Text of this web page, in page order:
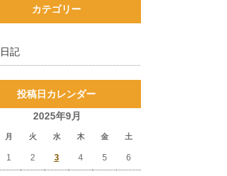
カテゴリー
日記
投稿日カレンダー
2025年9月
月 火 水 木 金 土
1 2 3 4 5 6